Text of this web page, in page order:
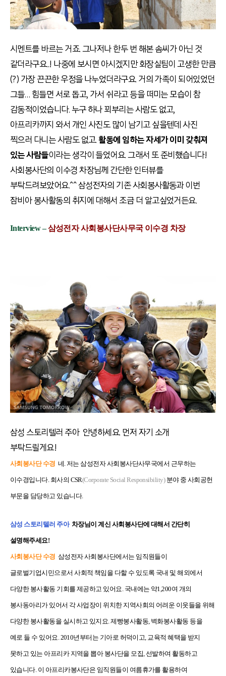
시멘트를 바르는 거죠. 그나저나 한두 번 해본 솜씨가 아닌 것
같더라구요..! 나중에 보시면 아시겠지만 화장실팀이 고생한 만큼
(?) 가장 끈끈한 우정을 나누었더라구요. 거의 가족이 되어있었던
그들… 힘들면 서로 돕고, 가서 쉬라고 등을 떠미는 모습이 참
감동적이었습니다. 누구 하나 꾀부리는 사람도 없고,
아프리카까지 와서 개인 사진도 많이 남기고 싶을텐데 사진
찍으러 다니는 사람도 없고.활동에 임하는 자세가 이미 갖춰져
있는 사람들이라는 생각이 들었어요. 그래서 또 준비했습니다!
사회봉사단의 이수경 차장님께 간단한 인터뷰를
부탁드려보았어요.^^ 삼성전자의 기존 사회봉사활동과 이번
잠비아 봉사활동의 취지에 대해서 조금 더 알고싶었거든요.
Interview –삼성전자 사회봉사단사무국 이수경 차장
삼성 스토리텔러 주아 안녕하세요. 먼저 자기 소개
부탁드릴게요!
사회봉사단 수경 네. 저는 삼성전자 사회봉사단사무국에서 근무하는
이수경입니다. 회사의 CSR(Corporate Social Responsibility) 분야 중 사회공헌
부문을 담당하고 있습니다.
삼성 스토리텔러 주아 차장님이 계신 사회봉사단에 대해서 간단히
설명해주세요!
사회봉사단 수경 삼성전자 사회봉사단에서는 임직원들이
글로벌기업시민으로서 사회적 책임을 다할 수 있도록 국내 및 해외에서
다양한 봉사활동 기회를 제공하고 있어요. 국내에는 약1,200여 개의
봉사동아리가 있어서 각 사업장이 위치한 지역사회의 어려운 이웃들을 위해
다양한 봉사활동을 실시하고 있지요. 제빵봉사활동, 벽화봉사활동 등을
예로 들 수 있어요. 2010년부터는 기아로 허덕이고, 교육적 혜택을 받지
못하고 있는 아프리카 지역을 뽑아 봉사단을 모집, 선발하여 활동하고
있습니다. 이 아프리카봉사단은 임직원들이 여름휴가를 활용하여